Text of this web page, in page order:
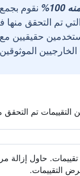
نقوم
تم التحقق منها
تقييمات. حاول إزالة
التقييمات.